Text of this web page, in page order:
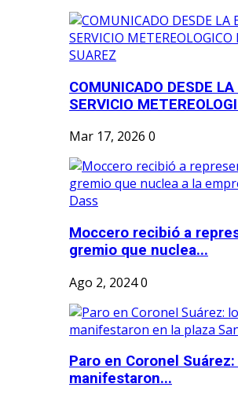
COMUNICADO DESDE
SERVICIO
Mar 17, 2026 0
Moccero recibió a
gremio que nuclea...
Ago 2, 20240
Paro en Coronel
manifestaron...